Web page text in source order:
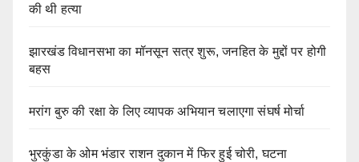
की थी हत्या
झारखंड विधानसभा का मॉनसून सत्र शुरू, जनहित के मुद्दों पर होगी
बहस
मरांग बुरु की रक्षा के लिए व्यापक अभियान चलाएगा संघर्ष मोर्चा
भुरकुंडा के ओम भंडार राशन दुकान में फिर हुई चोरी, घटना